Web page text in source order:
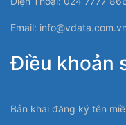
Email: info@vdata.com.vn
Điều khoản
Bản khai đăng ký tên